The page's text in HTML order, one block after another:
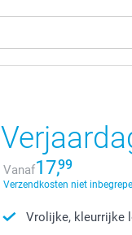
Vanaf17,99
Verzendkosten niet
Vrolijke, kleurrijke